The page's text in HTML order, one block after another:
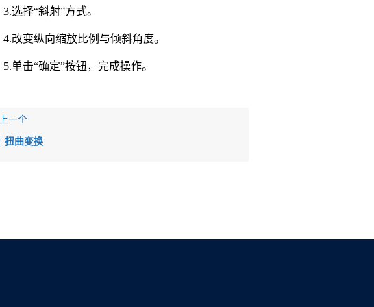
3.选择“斜射”方式。
4.改变纵向缩放比例与倾斜角度。
5.单击“确定”按钮，完成操作。
上一个
扭曲变换